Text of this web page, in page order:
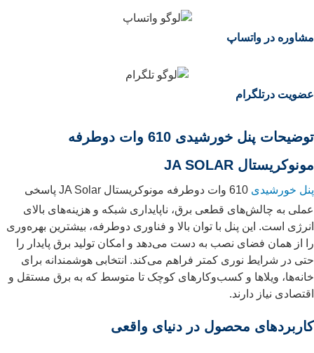
مشاوره در واتساپ
عضویت درتلگرام
توضیحات پنل خورشیدی 610 وات دوطرفه
مونوکریستال JA SOLAR
پنل خورشیدی
610 وات دوطرفه مونوکریستال JA Solar پاسخی
عملی به چالش‌های قطعی برق، ناپایداری شبکه و هزینه‌های بالای
انرژی است. این پنل با توان بالا و فناوری دوطرفه، بیشترین بهره‌وری
را از همان فضای نصب به دست می‌دهد و امکان تولید برق پایدار را
حتی در شرایط نوری کمتر فراهم می‌کند. انتخابی هوشمندانه برای
خانه‌ها، ویلاها و کسب‌وکارهای کوچک تا متوسط که به برق مستقل و
اقتصادی نیاز دارند.
کاربردهای محصول در دنیای واقعی